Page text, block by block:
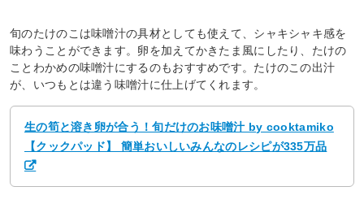
旬のたけのこは味噌汁の具材としても使えて、シャキシャキ感を
味わうことができます。卵を加えてかきたま風にしたり、たけの
ことわかめの味噌汁にするのもおすすめです。たけのこの出汁
が、いつもとは違う味噌汁に仕上げてくれます。
生の筍と溶き卵が合う！旬だけのお味噌汁 by cooktamiko
【クックパッド】 簡単おいしいみんなのレシピが335万品